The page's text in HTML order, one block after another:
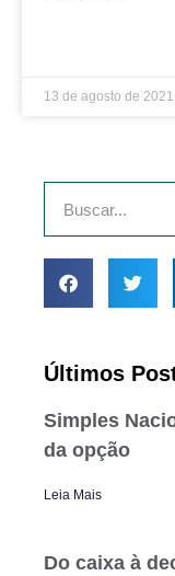
13 de agosto de 2021
Últimos
Simples
da opção
Leia Mais
Do caixa à